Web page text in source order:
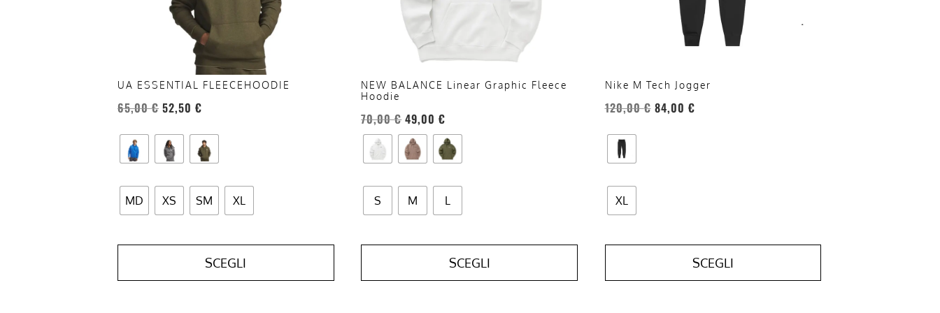
UA ESSENTIAL FLEECEHOODIE
65,00€ 52,50 €
MD XS SM XL
SCEGLI
del
prodotto
NEW BALANCE Linear Graphic Fleece
Hoodie
70,00€ 49,00€
S M L
SCEGLI
del
prodotto
Nike M Tech Jogger
120,00€ 84,00 €
XL
SCEGLI
del
prodotto